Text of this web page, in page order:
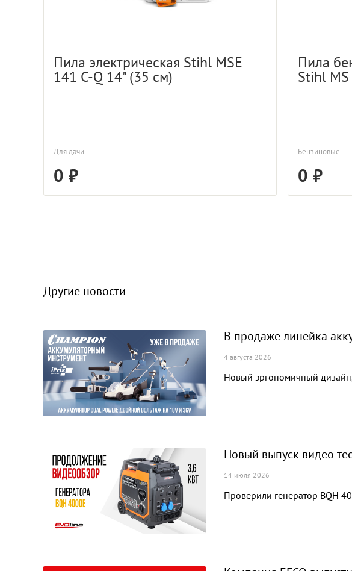
Пила электрическая Stihl MSE
141 C-Q 14" (35 см)
Для дачи
0
Пила
Stihl
Бензиновые
0
Другие новости
В продаже линейка
4 августа 2026
Новый эргономичный
Новый выпуск видео
14 июля 2026
Проверили генератор BQH